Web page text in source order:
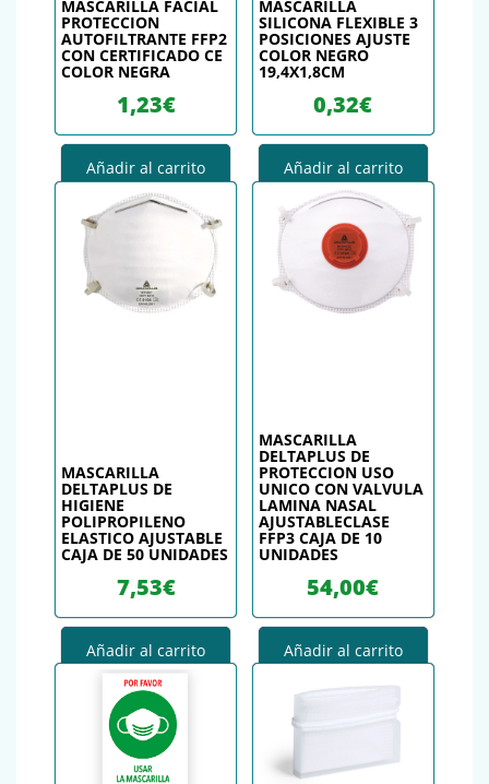
MASCARILLA FACIAL
PROTECCION
AUTOFILTRANTE FFP2
CON CERTIFICADO CE
COLOR NEGRA
1,23€
Añadir al carrito
MASCARILLA
SILICONA FLEXIBLE 3
POSICIONES AJUSTE
COLOR NEGRO
19,4X1,8CM
0,32€
Añadir al carrito
MASCARILLA
DELTAPLUS DE
HIGIENE
POLIPROPILENO
ELASTICO AJUSTABLE
CAJA DE 50 UNIDADES
7,53€
Añadir al carrito
MASCARILLA
DELTAPLUS DE
PROTECCION USO
UNICO CON VALVULA
LAMINA NASAL
AJUSTABLECLASE
FFP3 CAJA DE 10
UNIDADES
54,00€
Añadir al carrito